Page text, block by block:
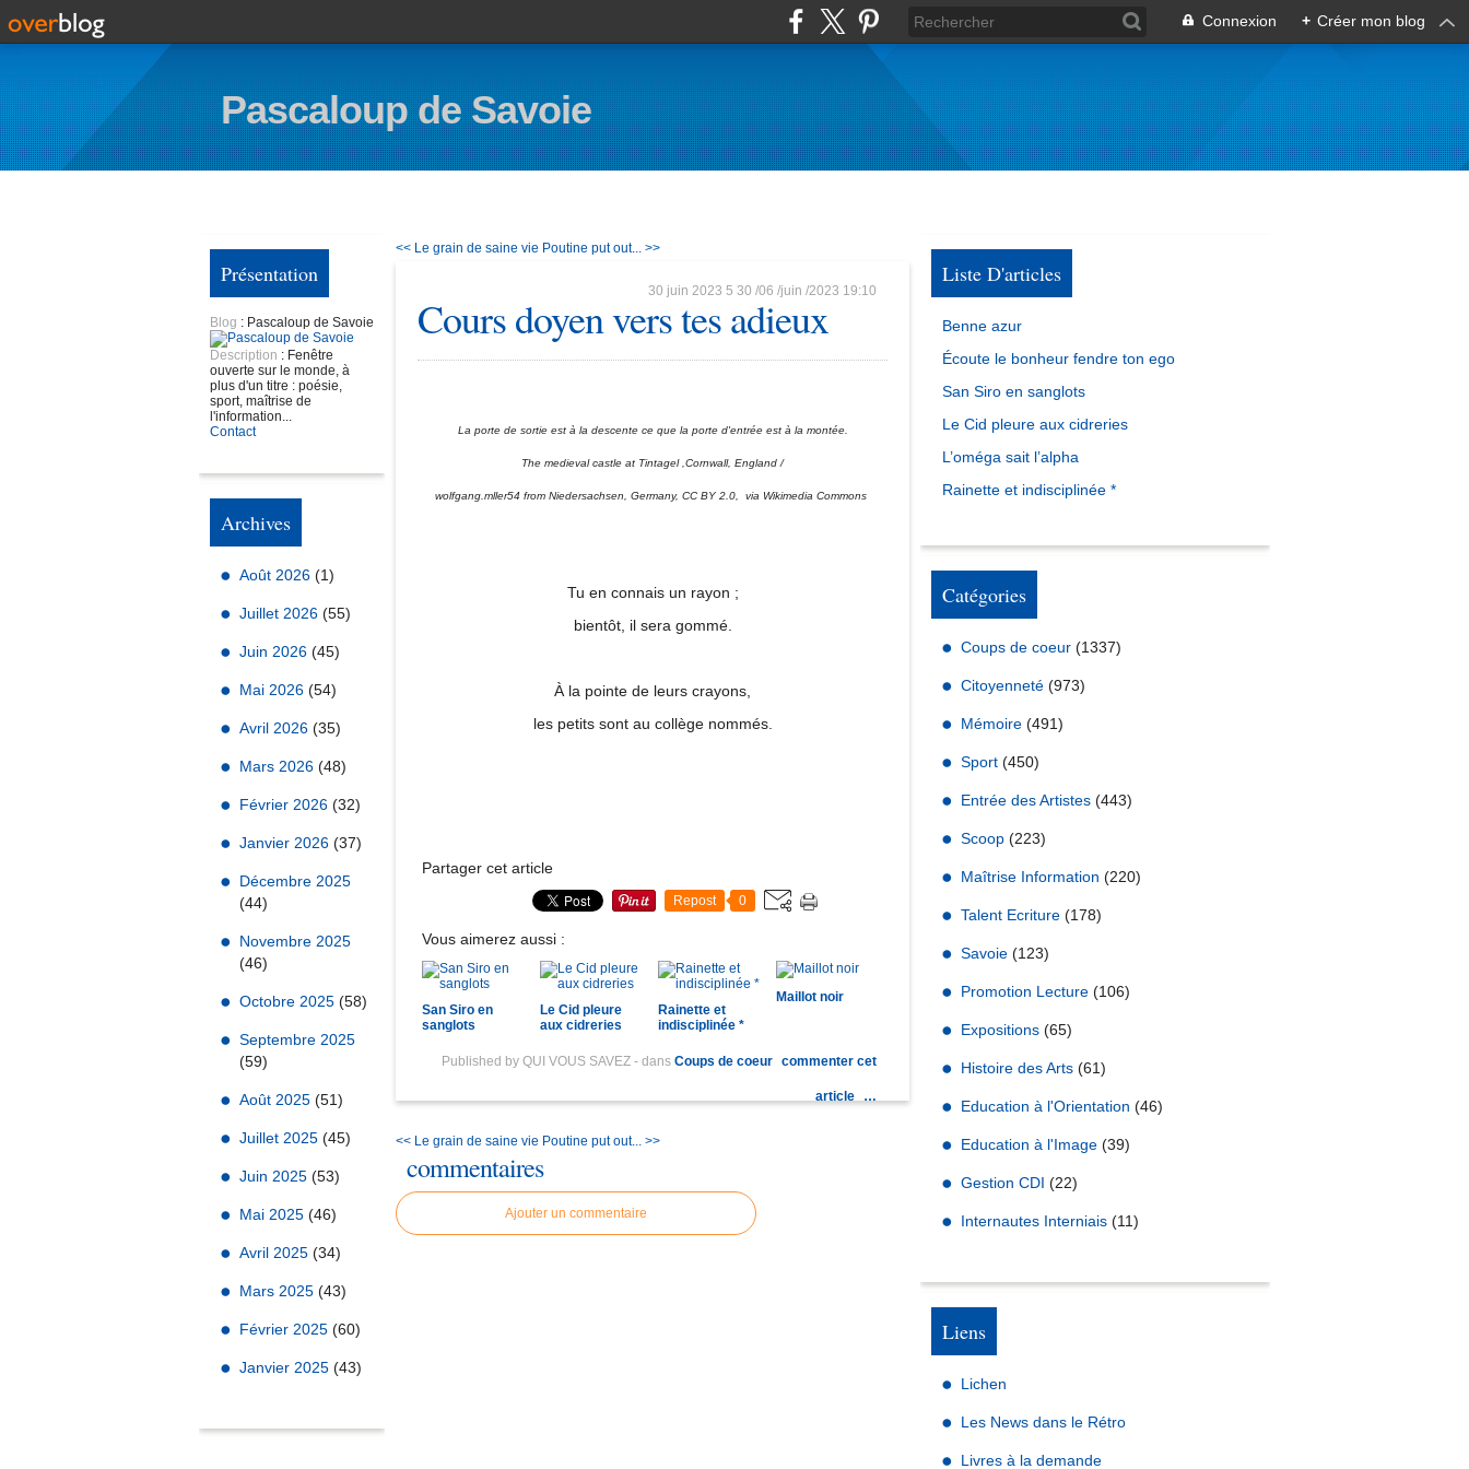
Connexion + Créer mon blog
Pascaloup de Savoie
Présentation
Blog : Pascaloup de Savoie
Description : Fenêtre
ouverte sur le monde, à
plus d'un titre : poésie,
sport, maîtrise de
l'information...
Contact
Archives
Août 2026 (1)
Juillet 2026 (55)
Juin 2026 (45)
Mai 2026 (54)
Avril 2026 (35)
Mars 2026 (48)
Février 2026 (32)
Janvier 2026 (37)
Décembre 2025
(44)
Novembre 2025
(46)
Octobre 2025 (58)
Septembre 2025
(59)
Août 2025 (51)
Juillet 2025 (45)
Juin 2025 (53)
Mai 2025 (46)
Avril 2025 (34)
Mars 2025 (43)
Février 2025 (60)
Janvier 2025 (43)
<< Le grain de saine vie Poutine put out... >>
30 juin 2023 5 30 /06 /juin /2023 19:10
Cours doyen vers tes adieux
La porte de sortie est à la descente ce que la porte d'entrée est à la montée.
The medieval castle at Tintagel ,Cornwall, England /
wolfgang.mller54 from Niedersachsen, Germany, CC BY 2.0, via Wikimedia Commons
Tu en connais un rayon ;
bientôt, il sera gommé.
À la pointe de leurs crayons,
les petits sont au collège nommés.
Partager cet article
Repost 0
Vous aimerez aussi :
San Siro en
sanglots
Le Cid pleure
aux cidreries
Rainette et
indisciplinée *
Maillot noir
Published by QUI VOUS SAVEZ - dans Coups de coeur commenter cet
article …
<< Le grain de saine vie Poutine put out... >>
commentaires
Ajouter un commentaire
Liste D'articles
Benne azur
Écoute le bonheur fendre ton ego
San Siro en sanglots
Le Cid pleure aux cidreries
L’oméga sait l’alpha
Rainette et indisciplinée *
Catégories
Coups de coeur (1337)
Citoyenneté (973)
Mémoire (491)
Sport (450)
Entrée des Artistes (443)
Scoop (223)
Maîtrise Information (220)
Talent Ecriture (178)
Savoie (123)
Promotion Lecture (106)
Expositions (65)
Histoire des Arts (61)
Education à l'Orientation (46)
Education à l'Image (39)
Gestion CDI (22)
Internautes Interniais (11)
Liens
Lichen
Les News dans le Rétro
Livres à la demande